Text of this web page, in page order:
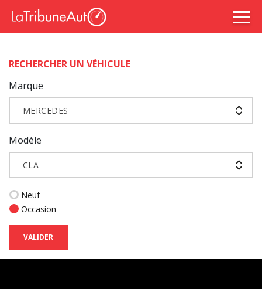
RECHERCHER UN VÉHICULE
Marque
MERCEDES
Modèle
CLA
Neuf
Occasion
VALIDER